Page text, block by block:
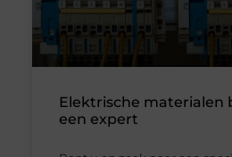
Elektrische materialen
een expert